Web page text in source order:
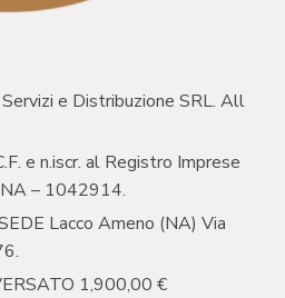
e Distribuzione SRL. All
e n.iscr. al Registro Imprese
– 1042914.
Lacco Ameno (NA) Via
1,900,00 €